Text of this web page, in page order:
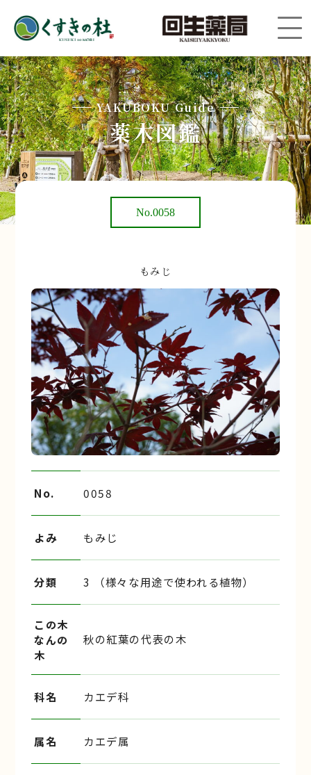
YAKUBOKU Guide
薬木図鑑
No.0058
もみじ
No. 0058
よみ もみじ
分類 3 （様々な用途で使われる植物）
この木
なんの
木
秋の紅葉の代表の木
科名 カエデ科
属名 カエデ属